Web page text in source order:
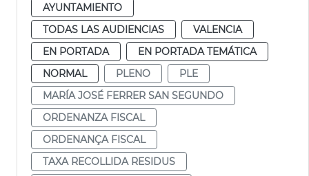
AYUNTAMIENTO
TODAS LAS AUDIENCIAS
VALENCIA
EN PORTADA
EN PORTADA TEMÁTICA
NORMAL
PLENO
PLE
MARÍA JOSÉ FERRER SAN SEGUNDO
ORDENANZA FISCAL
ORDENANÇA FISCAL
TAXA RECOLLIDA RESIDUS